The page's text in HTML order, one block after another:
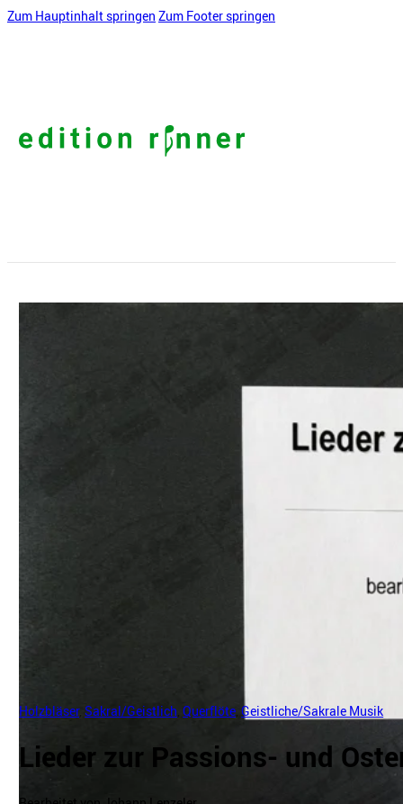
Zum Hauptinhalt springen Zum Footer springen
Holzbläser,Sakral/Geistlich ,Querflöte ,Geistliche/Sakrale Musik
Lieder zur Passions- und